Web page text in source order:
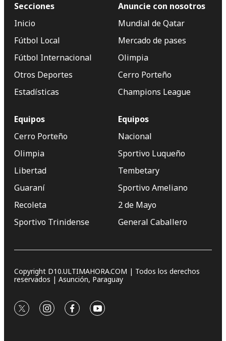
Secciones
Inicio
Fútbol Local
Fútbol Internacional
Otros Deportes
Estadísticas
Anuncie con nosotros
Mundial de Qatar
Mercado de pases
Olimpia
Cerro Porteño
Champions League
Equipos
Cerro Porteño
Olimpia
Libertad
Guaraní
Recoleta
Sportivo Trinidense
Equipos
Nacional
Sportivo Luqueño
Tembetary
Sportivo Ameliano
2 de Mayo
General Caballero
Copyright D10.ULTIMAHORA.COM | Todos los derechos
reservados | Asunción, Paraguay
twitterinstagram
facebookyoutube